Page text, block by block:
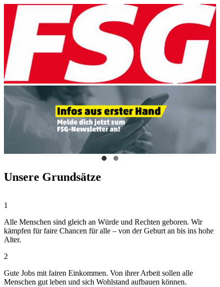
Unsere Grundsätze
1
Alle Menschen sind gleich an Würde und Rechten geboren. Wir
kämpfen für faire Chancen für alle – von der Geburt an bis ins hohe
Alter.
2
Gute Jobs mit fairen Einkommen. Von ihrer Arbeit sollen alle
Menschen gut leben und sich Wohlstand aufbauen können.